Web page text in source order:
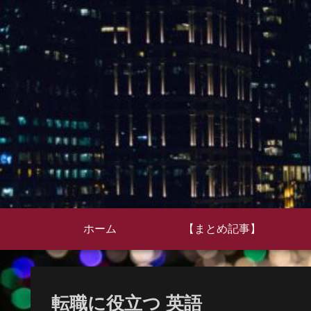
ホーム 【まとめ記事】
転職に役立つ 英語